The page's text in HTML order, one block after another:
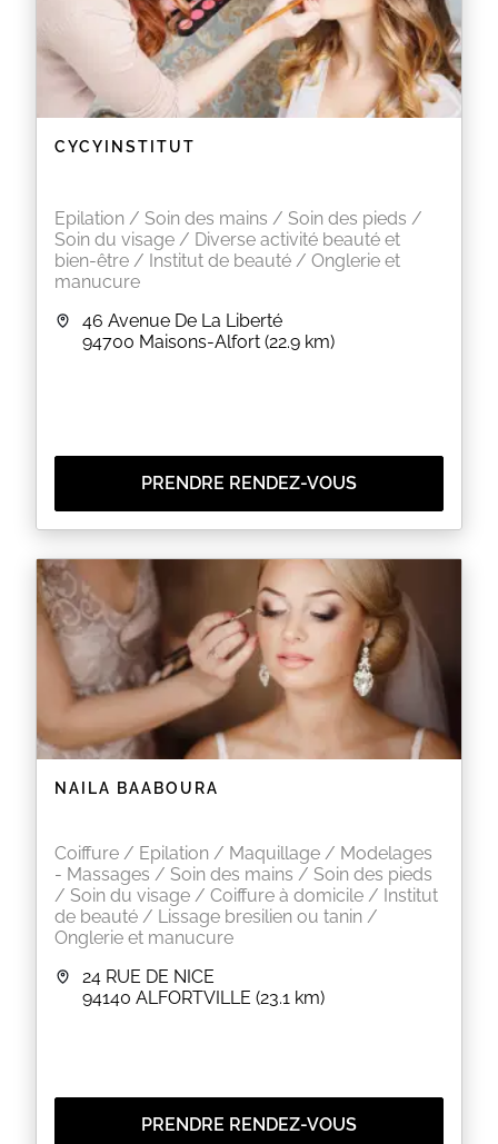
CYCYINSTITUT
Epilation / Soin des mains / Soin des pieds /
Soin du visage / Diverse activité beauté et
bien-être / Institut de beauté / Onglerie et
manucure
46 Avenue De La Liberté
94700 Maisons-Alfort (22.9 km)
PRENDRE RENDEZ-VOUS
NAILA BAABOURA
Coiffure / Epilation / Maquillage / Modelages
- Massages / Soin des mains / Soin des pieds
/ Soin du visage / Coiffure à domicile / Institut
de beauté / Lissage bresilien ou tanin /
Onglerie et manucure
24 RUE DE NICE
94140 ALFORTVILLE (23.1 km)
PRENDRE RENDEZ-VOUS